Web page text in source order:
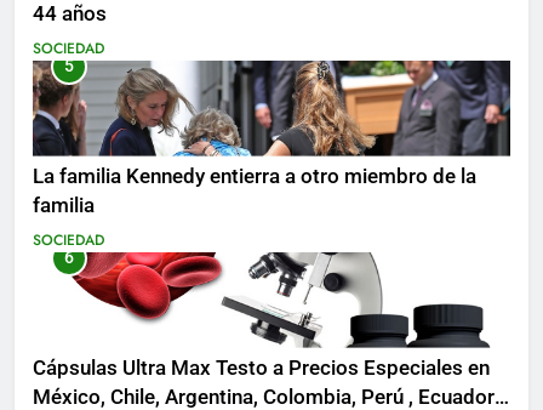
44 años
SOCIEDAD
5
La familia Kennedy entierra a otro miembro de la
familia
SOCIEDAD
6
Cápsulas Ultra Max Testo a Precios Especiales en
México, Chile, Argentina, Colombia, Perú , Ecuador,